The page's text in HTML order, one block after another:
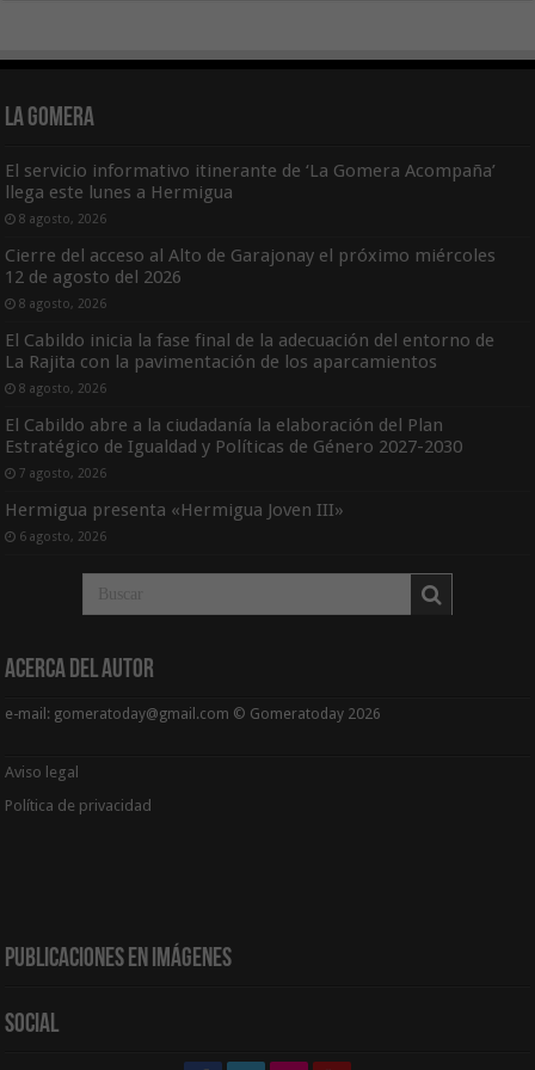
La Gomera
El servicio informativo itinerante de ‘La Gomera Acompaña’
llega este lunes a Hermigua
8 agosto, 2026
Cierre del acceso al Alto de Garajonay el próximo miércoles
12 de agosto del 2026
8 agosto, 2026
El Cabildo inicia la fase final de la adecuación del entorno de
La Rajita con la pavimentación de los aparcamientos
8 agosto, 2026
El Cabildo abre a la ciudadanía la elaboración del Plan
Estratégico de Igualdad y Políticas de Género 2027-2030
7 agosto, 2026
Hermigua presenta «Hermigua Joven III»
6 agosto, 2026
Acerca del Autor
e-mail: gomeratoday@gmail.com © Gomeratoday 2026
Aviso legal
Política de privacidad
Publicaciones en Imágenes
Social